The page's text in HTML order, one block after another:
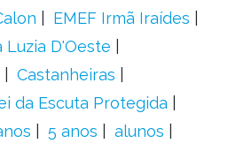
EMEF Irmã Iraídes
Luzia D'Oeste
Castanheiras
da Escuta Protegida
5 anos
alunos